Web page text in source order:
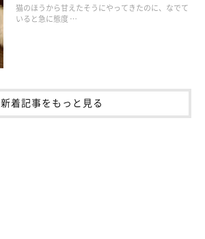
猫のほうから甘えたそうにやってきたのに、なでて
いると急に態度 …
新着記事をもっと見る